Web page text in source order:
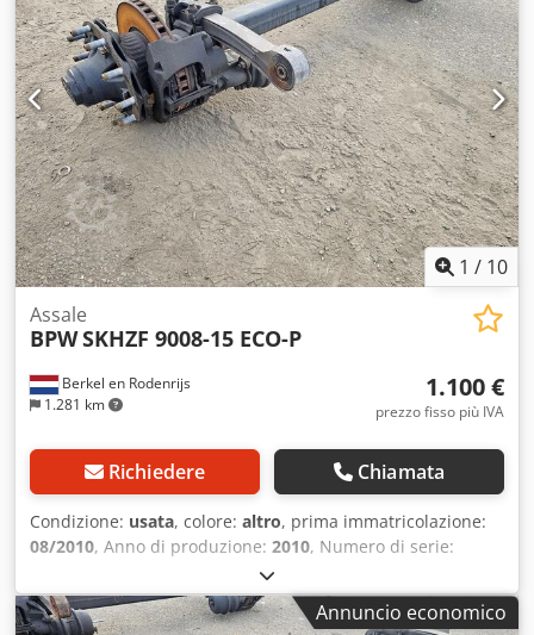
1 / 10
Berkel en Rodenrijs
1.281 km
Assale
BPWSKHZF 9008-15 ECO-P
1.100 €
prezzo fisso più IVA
Richiedere Chiamata
Condizione: usata, colore: altro, prima immatricolazione:
08/2010, Anno di produzione: 2010, Numero di serie:
27.59.616.481 Disponiamo di oltre 100 assali in magazzino.
Crjdpezr Aybjfx Adyjf Non esitate a contattarci qualora non
riusciate a trovare il prodotto desiderato.Annuncio economico